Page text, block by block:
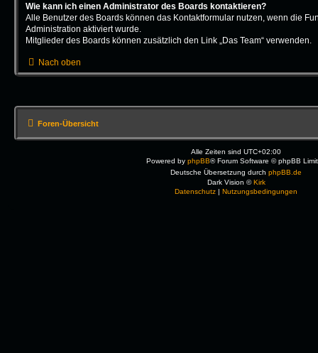
Wie kann ich einen Administrator des Boards kontaktieren?
Alle Benutzer des Boards können das Kontaktformular nutzen, wenn die
Administration aktiviert wurde.
Mitglieder des Boards können zusätzlich den Link „Das Team“ verwenden.
Nach oben
Foren-Übersicht
Alle Zeiten sind UTC+02:00
Powered by phpBB® Forum Software © phpBB
Deutsche Übersetzung durch phpBB.de
Dark Vision ©Kirk
Datenschutz | Nutzungsbedingungen